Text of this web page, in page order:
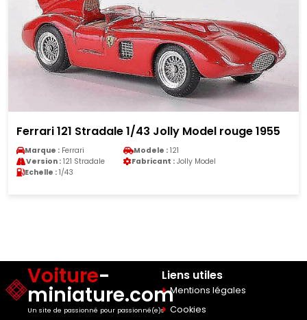
Ferrari 121 Stradale 1/43 Jolly Model rouge 1955
Marque : Ferrari Modele : 121
Version : 121 Stradale Fabricant : Jolly Model
Echelle : 1/43
Voiture-
miniature.com
Un site de passionné pour passionné(e)s
Liens utiles
Mentions légales
Cookies